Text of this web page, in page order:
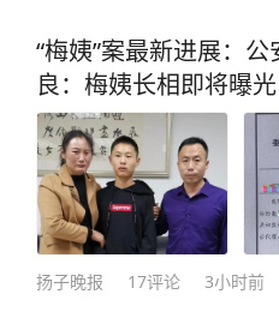
“梅姨”案最新进展：
良：梅姨长相即将曝
扬子晚报 17评论 3小时前